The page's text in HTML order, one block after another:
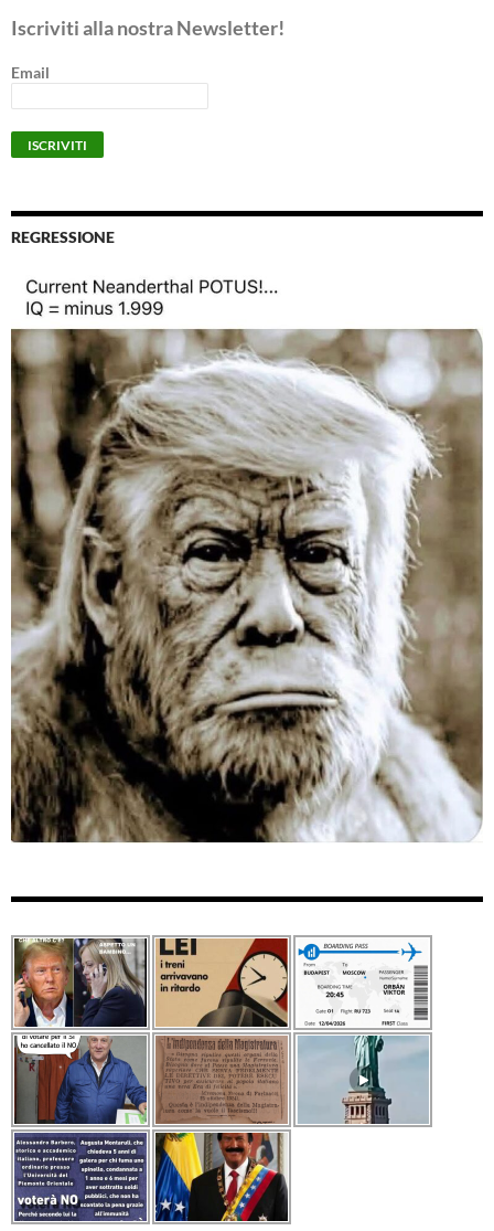
Iscriviti alla nostra Newsletter!
Email
REGRESSIONE